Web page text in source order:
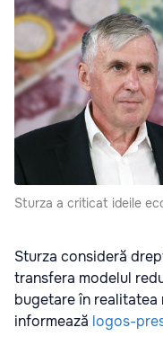
Sturza a criticat ideile
Sturza consideră
transfera modelul
bugetare în
informează logos-